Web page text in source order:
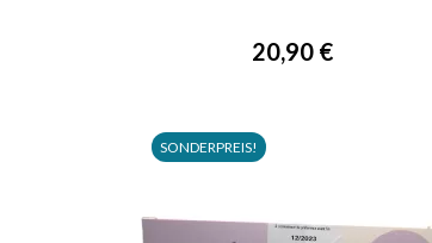
20,90 €
SONDERPREIS!